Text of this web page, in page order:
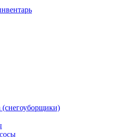
(снегоуборщики)